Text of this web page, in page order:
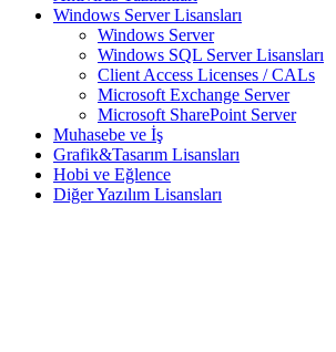
Windows Server Lisansları
Windows Server
Windows SQL Server Lisansları
Client Access Licenses / CALs
Microsoft Exchange Server
Microsoft SharePoint Server
Muhasebe ve İş
Grafik&Tasarım Lisansları
Hobi ve Eğlence
Diğer Yazılım Lisansları